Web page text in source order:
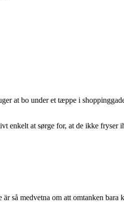
at bo under et tæppe i
enkelt at sørge for, at de ikke fryser
så medvetna om att omtanken bara